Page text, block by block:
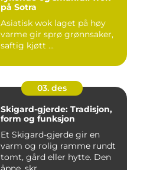
på Sotra
Asiatisk wok laget på høy
varme gir sprø grønnsaker,
saftig kjøtt ...
03. des
Skigard-gjerde: Tradisjon,
form og funksjon
Et Skigard-gjerde gir en
varm og rolig ramme rundt
tomt, gård eller hytte. Den